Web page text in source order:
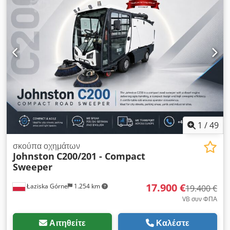
1.981 χιλ.
, τύπος μετάδοσης κίνησης:Elektro
κατασκευής:
800 χιλ., Ανυψωτικό όχημα μεγάλης ανυψωτικής
ικανότητας Κέντρο βάρους φορτίου: 600 Τύπος ιστού: Διπλός
Τεχνική κατάσταση: πολύ καλή Τάση μπαταρίας: 24V
Χωρητικότητα μπαταρίας: 110Ah Κατασκευαστής μπαταρίας:
Jungheinrich Dsdpoztg Npofx Ak Dowa Τύπος μπαταρίας:
Ιόντων λιθίου Έτος κατασκευής μπαταρίας: 2018 Περιγραφή:
Έχει υποβληθεί σε έλεγχο και είναι πιστοποιημένο σύμφωνα με
τα πρότυπα ασφαλείας. Αρχική ανύψωση, τιμόνι που μπορεί
να χρησιμοποιηθεί από όλες τις πλευρές, ενσωματωμένος
φορτιστής, προστατευτικό κάλυμμα από πλεξιγκλάς, διπλοί
κύλινδροι για τη μεταφορά του φορτίου.
1 /49
Łaziska Górne 1.254 km
σκούπα οχημάτων
Johnston C200/201 - Compact
Sweeper
17.900 €19.400 €
VB συν ΦΠΑ
Αιτηθείτε Καλέστε